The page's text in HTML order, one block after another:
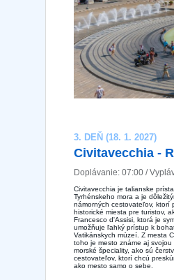
3. DEŇ (18. 1. 2027)
Civitavecchia -
Doplávanie: 07:00 /
Civitavecchia je talianske
Tyrhénskeho mora a je
námorných cestovateľov, ktorí
historické miesta pre turistov,
Francesco d'Assisi, ktorá je
umožňuje ľahký prístup k
Vatikánskych múzeí. Z mesta
toho je mesto známe aj
morské špeciality, ako sú
cestovateľov, ktorí chcú
ako mesto samo o sebe.